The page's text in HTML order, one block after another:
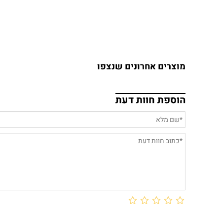
מוצרים אחרונים שנצפו
הוספת חוות דעת